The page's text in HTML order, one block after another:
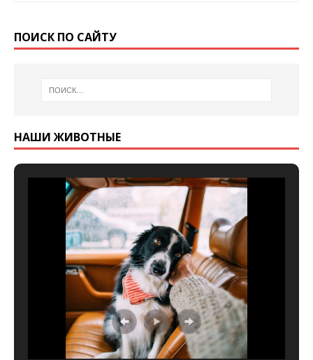
ПОИСК ПО САЙТУ
НАШИ ЖИВОТНЫЕ